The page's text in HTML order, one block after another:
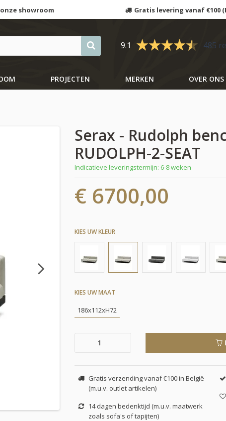
showroom Gratis levering vanaf €100
9.1 485
PROJECTEN MERKEN OVER ONS
Serax - Rudolph
RUDOLPH-2-SEAT
Indicatieve leveringstermijn: 6-8 weken
€ 6700,00
KIES UW KLEUR
KIES UW MAAT
186x112xH72
Gratis verzending vanaf €100 in België
(m.u.v. outlet artikelen)
14 dagen bedenktijd (m.u.v. maatwerk
zoals sofa's of tapijten)